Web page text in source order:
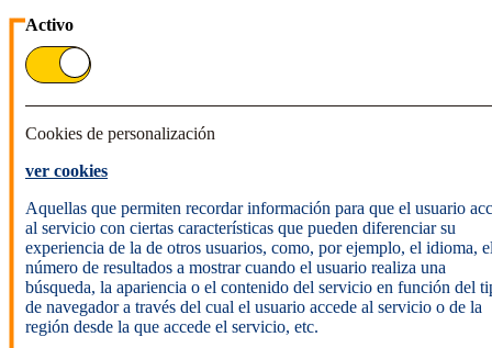
Activo
Cookies de personalización
ver cookies
Aquellas que permiten recordar información para que el usuario
al servicio con ciertas características que pueden diferenciar su
experiencia de la de otros usuarios, como, por ejemplo, el idioma,
número de resultados a mostrar cuando el usuario realiza una
búsqueda, la apariencia o el contenido del servicio en función del
de navegador a través del cual el usuario accede al servicio o de la
región desde la que accede el servicio, etc.